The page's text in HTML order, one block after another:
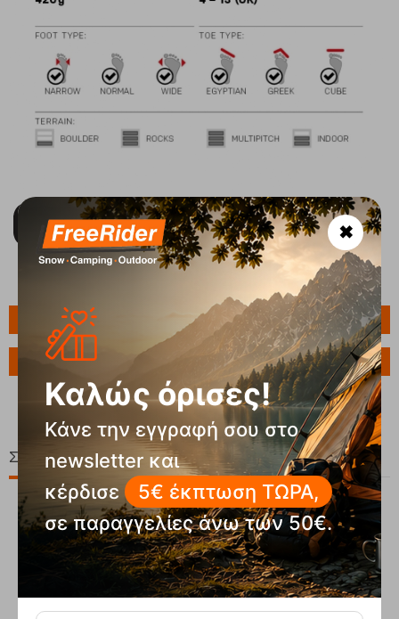
Πληροφορίες
Ερώτηση για το προϊόν
Σχετικά Προϊόντα
10%
✖
Καλώς όρισες!
Κάνε την εγγραφή σου στο
newsletter και
κέρδισε
5€ έκπτωση ΤΩΡΑ,
σε παραγγελίες άνω των 50€.